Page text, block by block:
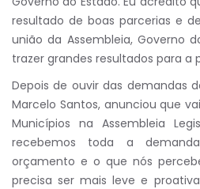
resultado de boas parcerias e
união da Assembleia, Governo
trazer grandes resultados para a
Depois de ouvir das demandas
Marcelo Santos, anunciou que
Municípios na Assembleia
recebemos toda a
orçamento e o que nós
precisa ser mais leve e